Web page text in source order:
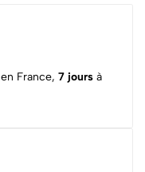
en France, 7 jours à